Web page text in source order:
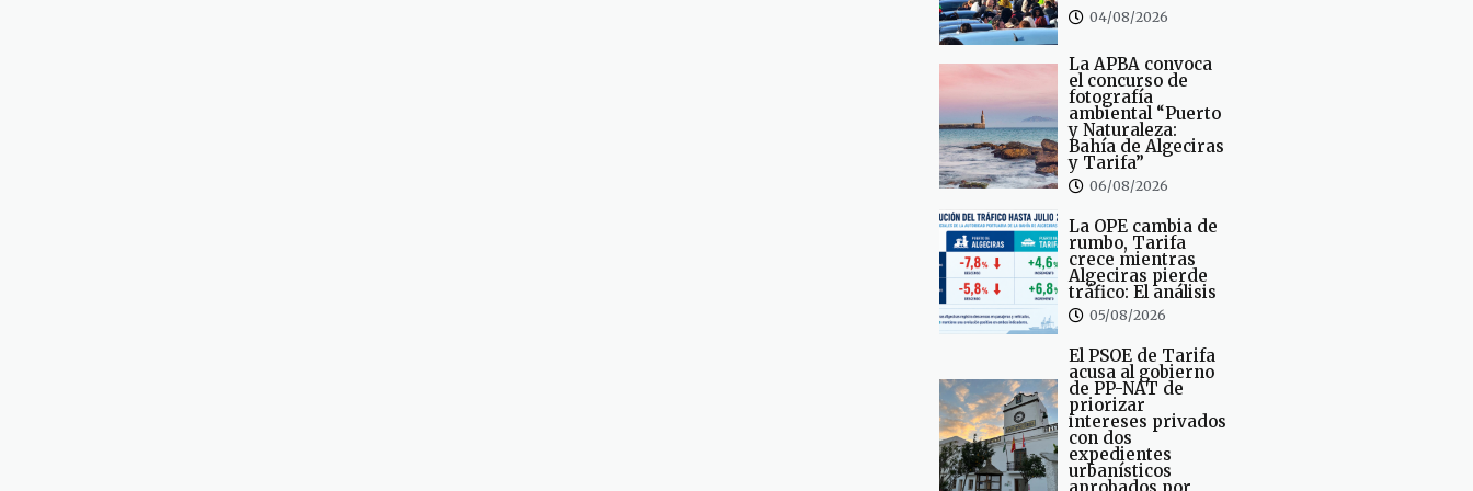
04/08/2026
La APBA convoca
el concurso de
fotografía
ambiental “Puerto
y Naturaleza:
Bahía de Algeciras
y Tarifa”
06/08/2026
La OPE cambia de
rumbo, Tarifa
crece mientras
Algeciras pierde
tráfico: El análisis
05/08/2026
El PSOE de Tarifa
acusa al gobierno
de PP-NAT de
priorizar
intereses privados
con dos
expedientes
urbanísticos